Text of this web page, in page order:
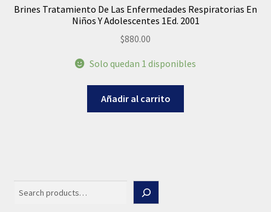
Brines Tratamiento De Las Enfermedades Respiratorias En
Niños Y Adolescentes 1Ed. 2001
$880.00
Solo quedan 1 disponibles
Añadir al carrito